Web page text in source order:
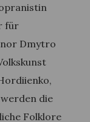
für
Dmytro
die
Folklore